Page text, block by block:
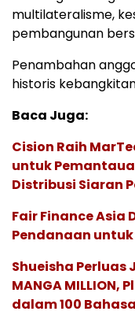
multilateralisme,
pembangunan
Penambahan
historis
Baca Juga:
Cision Raih
untuk
Distribusi Siaran
Fair Finance Asia
Pendanaan untuk
Shueisha
MANGA
dalam 100 Bahasa